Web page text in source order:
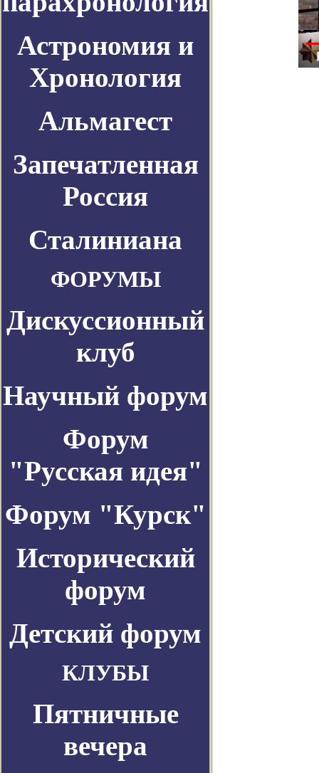
Астрономия и
Хронология
Альмагест
Запечатленная
Россия
Сталиниана
ФОРУМЫ
Дискуссионный
клуб
Научный форум
Форум
"Русская идея"
Форум "Курск"
Исторический
форум
Детский форум
КЛУБЫ
Пятничные
вечера